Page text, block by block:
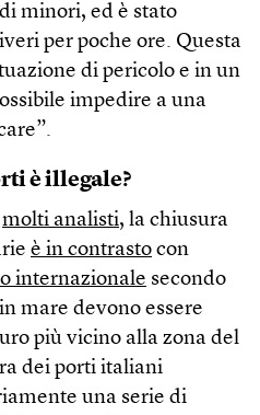
minori, ed è stato
per poche ore. Questa
di pericolo e in un
impedire a una
è illegale?
molti analisti, la chiusura
è in contrasto con
internazionale secondo
mare devono essere
più vicino alla zona del
dei porti italiani
una serie di